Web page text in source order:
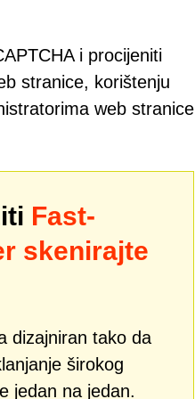
i procijeniti
stranice, korištenju
web stranice
Fast-
skenirajte
dizajniran tako da
širokog
jedan na jedan.